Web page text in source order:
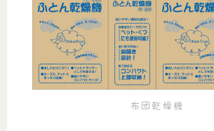
布団乾燥機